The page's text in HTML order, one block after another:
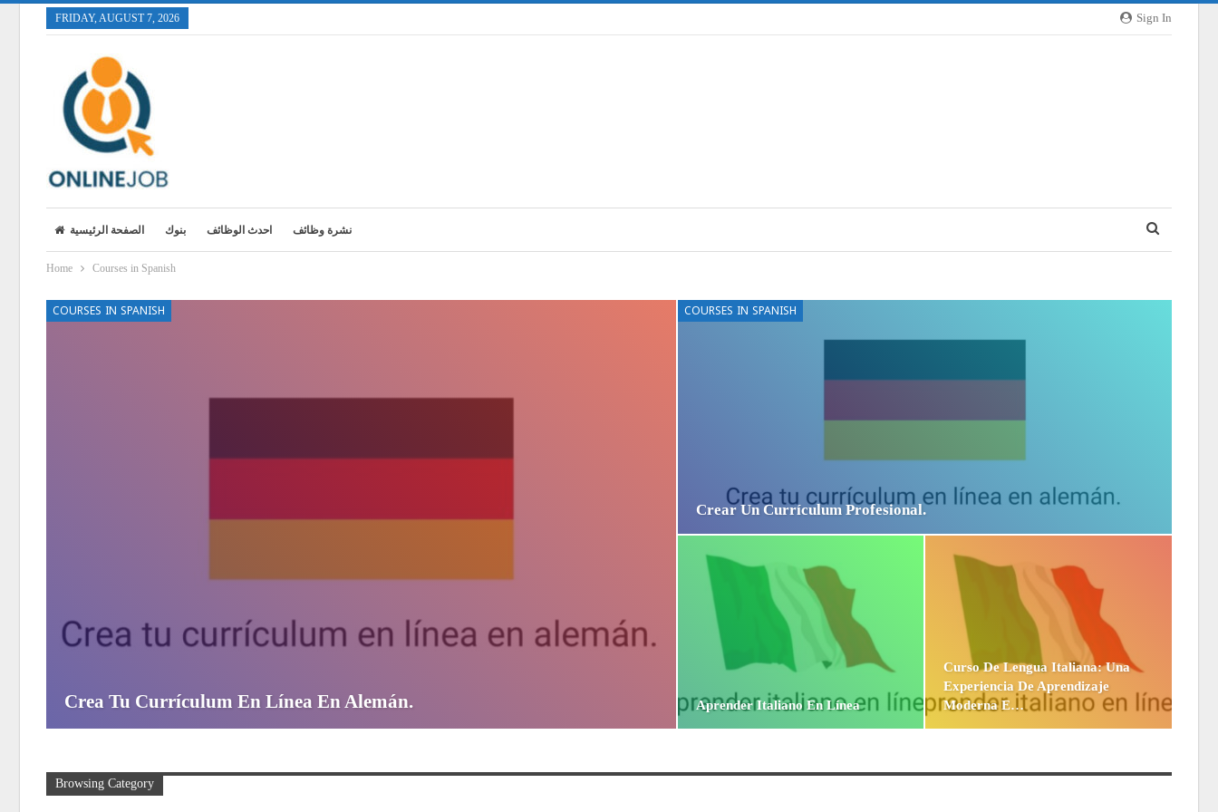
Sign In
FRIDAY, AUGUST 7, 2026
الصفحة الرئيسية بنوك احدث الوظائف نشرة وظائف
Home Courses in Spanish
COURSES IN SPANISH
Crea Tu Currículum En Línea En Alemán.
COURSES IN SPANISH
Crear Un Currículum Profesional.
Aprender Italiano En Línea
Curso De Lengua Italiana: Una
Experiencia De Aprendizaje
Moderna E…
Browsing Category